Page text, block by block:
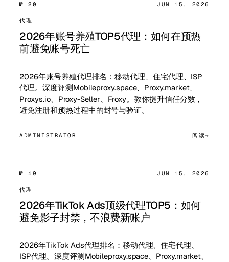
№ 20 JUN 15, 2026
代理
2026年账号养殖TOP5代理：如何在预热
前避免账号死亡
2026年账号养殖代理排名：移动代理、住宅代理、ISP
代理。深度评测Mobileproxy.space、Proxy.market、
Proxys.io、Proxy-Seller、Froxy。教你提升信任分数，
避免注册和预热过程中的封号与验证。
ADMINISTRATOR 阅读
№ 19 JUN 15, 2026
代理
2026年TikTok Ads顶级代理TOP5：如何
避免影子封禁，不浪费新账户
2026年TikTok Ads代理排名：移动代理、住宅代理、
ISP代理。深度评测Mobileproxy.space、Proxy.market、